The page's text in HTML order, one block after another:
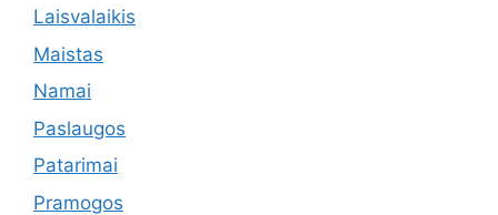
Laisvalaikis
Maistas
Namai
Paslaugos
Patarimai
Pramogos